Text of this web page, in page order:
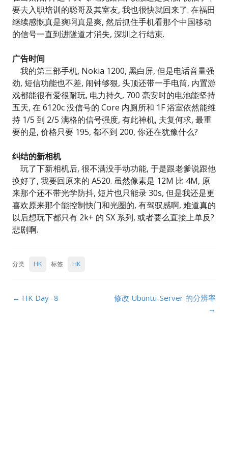
要去入职培训的聪哥及其室友, 我也很快就回来了. 在福田
继续感慨真是爽啊真是爽, 然后抓住手机看那个中国移动
的信号一直到进隧道才消失, 深圳之行结束.
广告时间
我的第三部手机, Nokia 1200, 黑白屏, 但是电话音量强
劲, 短信功能也不差, 闹钟够狠, 头顶还带一手电筒, 内置游
戏都能很有爱很耐玩, 电力持久, 700 毫安时的电池能坚持
五天, 在 6120c 没信号的 Core 内厕所和 1F 浴室依然能维
持 1/5 到 2/5 满格的信号强度, 有此神机, 夫复何求, 最重
要的是, 价格只要 195, 都不到 200, 你还在犹豫什么?
纠结的新相机
玩了下新相机后, 很不满没手动功能, 于是跟老爹说跟他
换好了, 我要回原来的 A520. 虽然像素是 12M 比 4M, 原
来那个还不带光学防抖, 短片也只能录 30s, 但是我还是更
喜欢原来那个能控制快门和光圈的, 有驾驭感啊, 难道真的
以后想玩下都只有 2k+ 的 SX 系列, 或者要么直接上单反?
悲剧啊.
分类 HK 标签 HK
Post
← HK Day -8
修改 Ubuntu-Server 的分辨率
→